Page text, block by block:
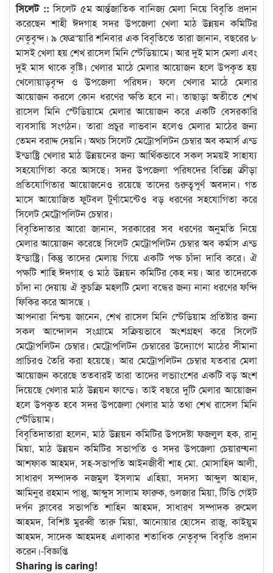
সিলেট :: সিলেট ৫ম আর্ন্তজাতিক বানিজ্য মেলা নিয়ে বিবৃতি প্রদান
করেছেন শাহী ঈদগাহ সদর উপজেলা খেলা মাঠ উন্নয়ন কমিটির
নেতৃবৃন্দ। ৯ ফেব্র“য়ারি শনিবার এক বিবৃতিতে তারা জানান, বছরের ৮
মাসই খেলা হয় শেখ রাসেল মিনি স্টেডিয়ামে। আর দুই মাস মেলা এবং
দুই মাস থাকে বৃষ্টি। খেলার মাঠে মেলার আয়োজন হলে উপকৃত হয়
খেলোয়াড়বৃন্দ ও উপজেলা পরিষদ। ফলে খেলার মাঠে মেলার
আয়োজন করলে কোন ধরণের ক্ষতি হবে না। তাছাড়া অতীতে শেখ
রাসেল মিনি স্টেডিয়ামে মেলার আয়োজন করে একটি বেসরকারি
ব্যবসায়ি সংগঠন। তারা প্রচুর লাভবান হলেও মেলার মাঠের জন্য
তেমন বরাদ্দ দেয়নি। অথচ সিলেট মেট্রোপলিটন চেম্বার অব কমার্স এন্ড
ইন্ডাষ্ট্রি খেলার মাঠ উন্নয়নের জন্য আর্থিকভাবে সকল সময়ই সাহায্য
সহযোগিতা করে আসছে। সদর উপজেলা পরিষদের বিভিন্ন ক্রীড়া
প্রতিযোগিতার আয়োজনেও রয়েছে তাদের গুরুত্বপূর্ণ অবদান। গত
মাসে আয়োজিত ফুটবল টুর্ণামেন্টেও বড় ধরণের সহযোগিতা করে
সিলেট মেট্রোপলিটন চেম্বার।
বিবৃতিদাতার আরো জানান, সরকারের সব ধরণের অনুমতি নিয়ে
মেলার আয়োজন করেছে সিলেট মেট্রোপলিটন চেম্বার অব কর্মাস এন্ড
ইন্ডাষ্ট্রি। কিন্তু তাদের মেলায় গিয়ে একটি পক্ষ চাঁদা দাবি করে। ঐ
পক্ষটি শাহি ঈদগাহ ও মাঠ উন্নয়ন কমিটির কেহ নয়। আর তাদেরকে
চাঁদা না দেয়ায় ঐ কুচক্রি মহলটি মেলা বন্ধের জন্য নানা ধরণের ফন্দি
ফিকির করে আসছে ।
আপনারা নিশ্চয় জানেন, শেখ রাসেল মিনি স্টেডিয়াম প্রতিষ্টার জন্য
সকল আন্দোলন সংগ্রামে সক্রিয়ভাবে অংশগ্রহণ করে সিলেট
মেট্রোপলিটন চেম্বার। মেট্রোপলিটন চেম্বারের উদ্যোগে মাঠের সীমানা
প্রাচিরও তৈরি করা হয়েছে। আর মেট্রোপলিটন চেম্বার যতবার মেলা
আয়োজন করেছে ততবারই তারা তাদের লভ্যাংশের একটি বড় অংশ
দিয়েছে খেলার মাঠ উন্নয়ন ফান্ডে। তাই বছরে দুটি মেলার আয়োজন
হলে উপকৃত হবে সদর উপজেলা খেলার মাঠ তথা শেখ রাসেল মিনি
স্টেডিয়াম।
বিবৃতিদাতারা হলেন, মাঠ উন্নয়ন কমিটির উপদেষ্টা ফজলুল হক, রানু
মিয়া, মাঠ উন্নয়ন কমিটির সভাপতি ও সদর উপজেলা চেয়ারম্য্না
আশফাক আহমদ, সহ-সভাপতি আইনজীবী শাহ মো. মোসাহিদ আলী,
সাধারণ সম্পাদক নজমুল ইসলাম এহিয়া, সদস্য আব্দুল আহাদ,
আমিনুর রহমান পাপ্পু, আব্দুস সালাম ফারুক, গুলজার মিয়া, টিভি গেইট
দর্পন ক্লাবের সভাপতি শাহিন আহমদ, সাধারণ সম্পাদক রুমেল
আহমদ, বিশিষ্ট মুরব্বী তারু মিয়া, আনোয়ার হোসেন রাজু, কাইয়ুম
আহমদ, সাদেক আহমদহ এলাকার শতাধিক নেতৃবৃন্দ বিবৃতি প্রদান
করেন।-বিজ্ঞপ্তি
Sharing is caring!